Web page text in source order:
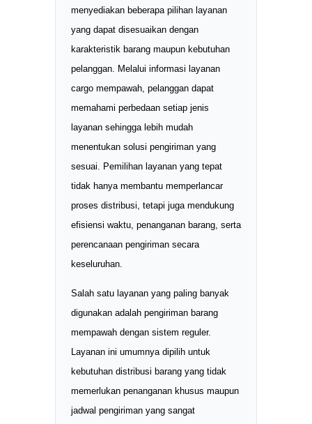
menyediakan beberapa pilihan layanan
yang dapat disesuaikan dengan
karakteristik barang maupun kebutuhan
pelanggan. Melalui informasi layanan
cargo mempawah, pelanggan dapat
memahami perbedaan setiap jenis
layanan sehingga lebih mudah
menentukan solusi pengiriman yang
sesuai. Pemilihan layanan yang tepat
tidak hanya membantu memperlancar
proses distribusi, tetapi juga mendukung
efisiensi waktu, penanganan barang, serta
perencanaan pengiriman secara
keseluruhan.
Salah satu layanan yang paling banyak
digunakan adalah pengiriman barang
mempawah dengan sistem reguler.
Layanan ini umumnya dipilih untuk
kebutuhan distribusi barang yang tidak
memerlukan penanganan khusus maupun
jadwal pengiriman yang sangat